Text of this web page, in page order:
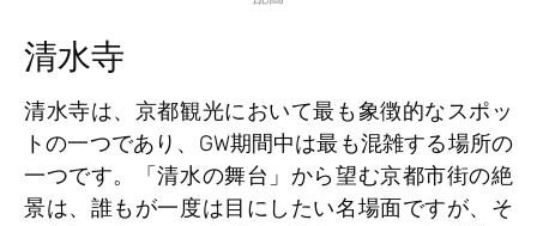
清水寺
清水寺は、京都観光において最も象徴的なスポッ
トの一つであり、GW期間中は最も混雑する場所の
一つです。「清水の舞台」から望む京都市街の絶
景は、誰もが一度は目にしたい名場面ですが、そ